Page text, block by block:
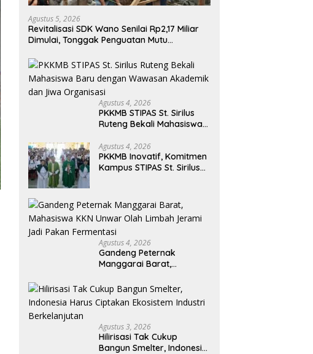
Agustus 5, 2026
Revitalisasi SDK Wano Senilai Rp2,17 Miliar
Dimulai, Tonggak Penguatan Mutu
Agustus 4, 2026
PKKMB STIPAS St. Sirilus
Ruteng Bekali Mahasiswa
Akademik dan Jiwa
Organisasi
Agustus 4, 2026
PKKMB Inovatif, Komitmen
Kampus STIPAS St. Sirilus
Agustus 4, 2026
Gandeng Peternak
Manggarai Barat,
Olah Limbah Jerami Jadi
Pakan Fermentasi
Agustus 3, 2026
Hilirisasi Tak Cukup
Bangun Smelter, Indonesia